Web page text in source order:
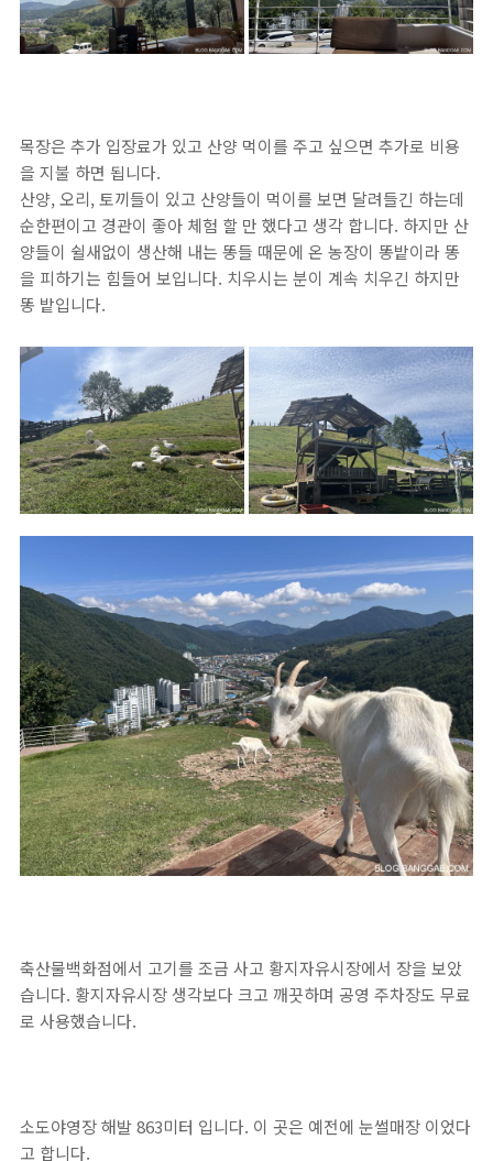
목장은 추가 입장료가 있고 산양 먹이를 주고 싶으면 추가로 비용
을 지불 하면 됩니다.
산양, 오리, 토끼들이 있고 산양들이 먹이를 보면 달려들긴 하는데
순한편이고 경관이 좋아 체험 할 만 했다고 생각 합니다. 하지만 산
양들이 쉴새없이 생산해 내는 똥들 때문에 온 농장이 똥밭이라 똥
을 피하기는 힘들어 보입니다. 치우시는 분이 계속 치우긴 하지만
똥 밭입니다.
축산물백화점에서 고기를 조금 사고 황지자유시장에서 장을 보았
습니다. 황지자유시장 생각보다 크고 깨끗하며 공영 주차장도 무료
로 사용했습니다.
소도야영장 해발 863미터 입니다. 이 곳은 예전에 눈썰매장 이었다
고 합니다.